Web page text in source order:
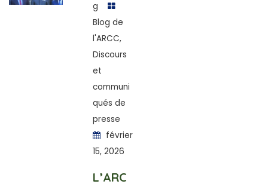
g
Blog de
l'ARCC,
Discours
et
communi
qués de
presse
février
15, 2026
L’ARC